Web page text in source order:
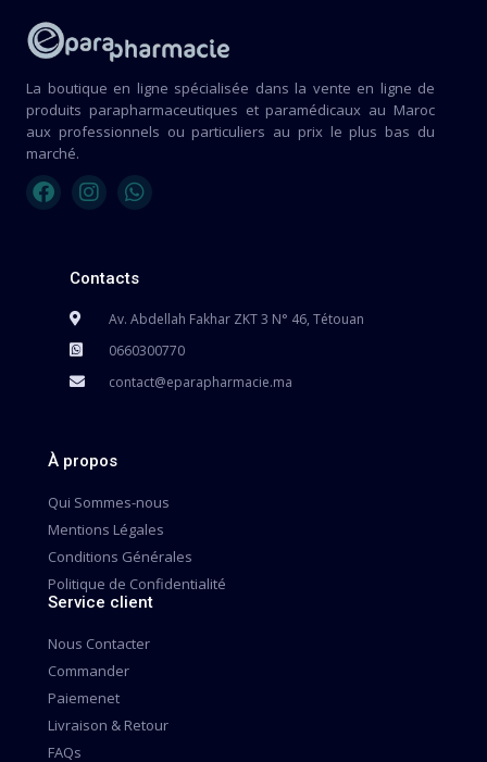
La boutique en ligne spécialisée dans la vente en ligne de
produits parapharmaceutiques et paramédicaux au Maroc
aux professionnels ou particuliers au prix le plus bas du
marché.
Contacts
Av. Abdellah Fakhar ZKT 3 N° 46, Tétouan
0660300770
contact@eparapharmacie.ma
À propos
Qui Sommes-nous
Mentions Légales
Conditions Générales
Politique de Confidentialité
Service client
Nous Contacter
Commander
Paiemenet
Livraison & Retour
FAQs